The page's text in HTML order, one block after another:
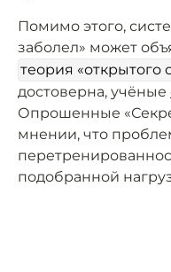
Помимо этого,
заболел» может
теория «открытого
достоверна, учёные
Опрошенные
мнении, что
подобранной